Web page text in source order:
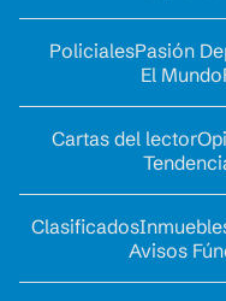
PolicialesPasión
El Mundo
Cartas del lector
Clasificados
Avisos